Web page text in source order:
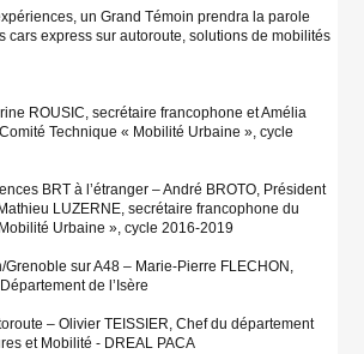
un Grand Témoin prendra la parole
cars express sur autoroute, solutions de mobilités
ROUSIC, secrétaire francophone et Amélia
Technique « Mobilité Urbaine », cycle
BRT à l’étranger – André BROTO, Président
LUZERNE, secrétaire francophone du
Urbaine », cycle 2016-2019
Grenoble sur A48 – Marie-Pierre FLECHON,
de l’Isère
– Olivier TEISSIER, Chef du département
et Mobilité - DREAL PACA